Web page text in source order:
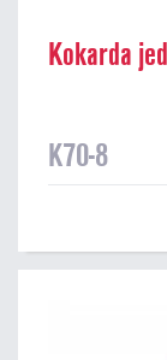
Kokarda
K70-8